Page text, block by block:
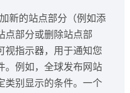
新的站点部分（例如添
点部分或删除站点部
视指示器，用于通知您
。例如，全球发布网站
类别显示的条件。一个